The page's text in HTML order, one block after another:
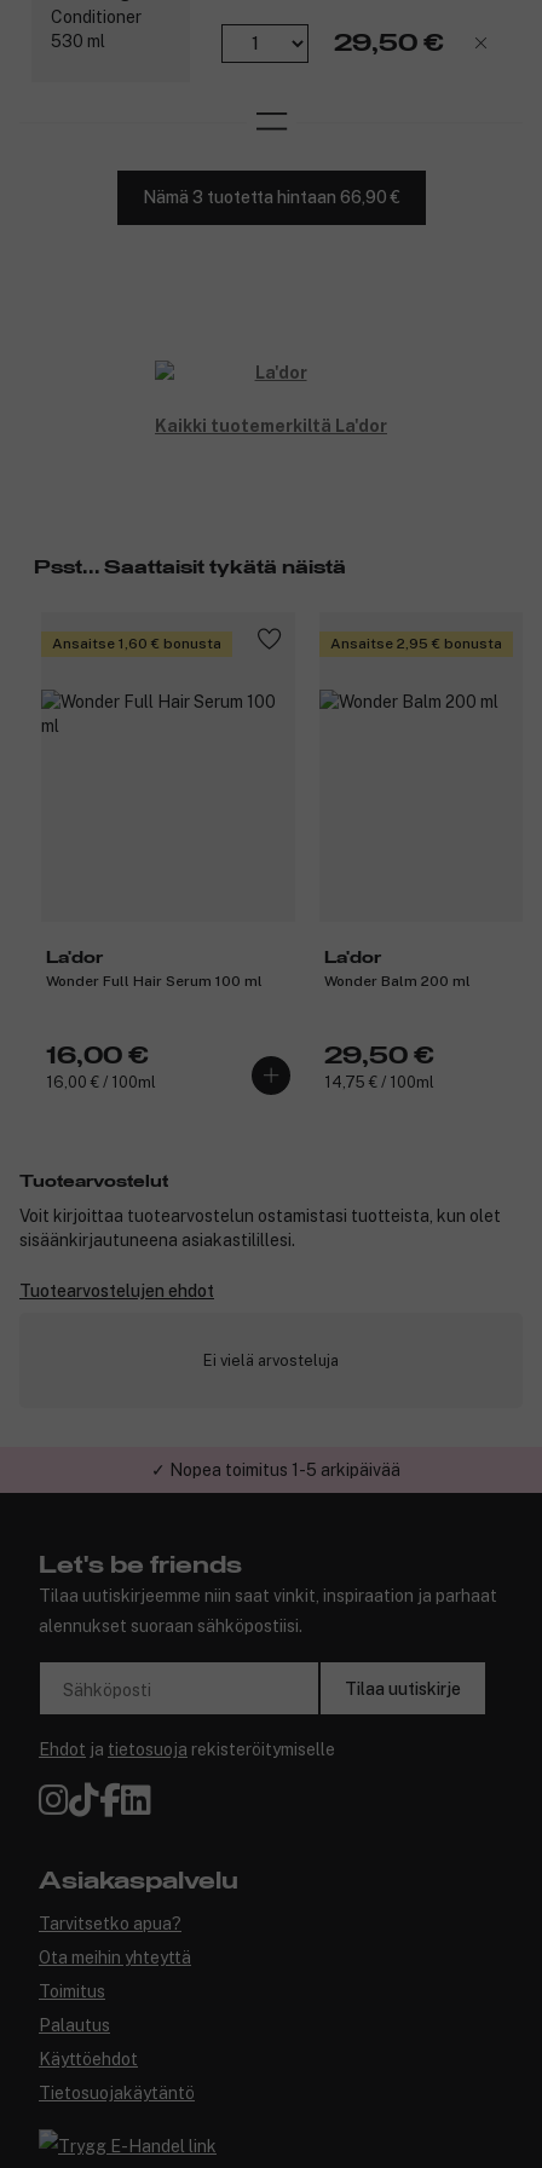
29,50 €
Nämä 3 tuotetta hintaan 66,90 €
Kaikki tuotemerkiltä La'dor
Psst... Saattaisit tykätä näistä
Ansaitse 1,60 € bonusta
La'dor
Wonder Full Hair Serum 100 ml
16,00 €
16,00 € / 100ml
Ansaitse 2,95 € bonusta
La'dor
Wonder Balm 200 ml
29,50 €
14,75 € / 100ml
Tuotearvostelut
Voit kirjoittaa tuotearvostelun ostamistasi tuotteista, kun olet
sisäänkirjautuneena asiakastilillesi.
Tuotearvostelujen ehdot
Ei vielä arvosteluja
✓ Nopea toimitus 1-5 arkipäivää
Let's be friends
Tilaa uutiskirjeemme niin saat vinkit, inspiraation ja parhaat
alennukset suoraan sähköpostiisi.
Sähköposti Tilaa uutiskirje
Ehdot ja tietosuoja rekisteröitymiselle
Asiakaspalvelu
Tarvitsetko apua?
Ota meihin yhteyttä
Toimitus
Palautus
Käyttöehdot
Tietosuojakäytäntö